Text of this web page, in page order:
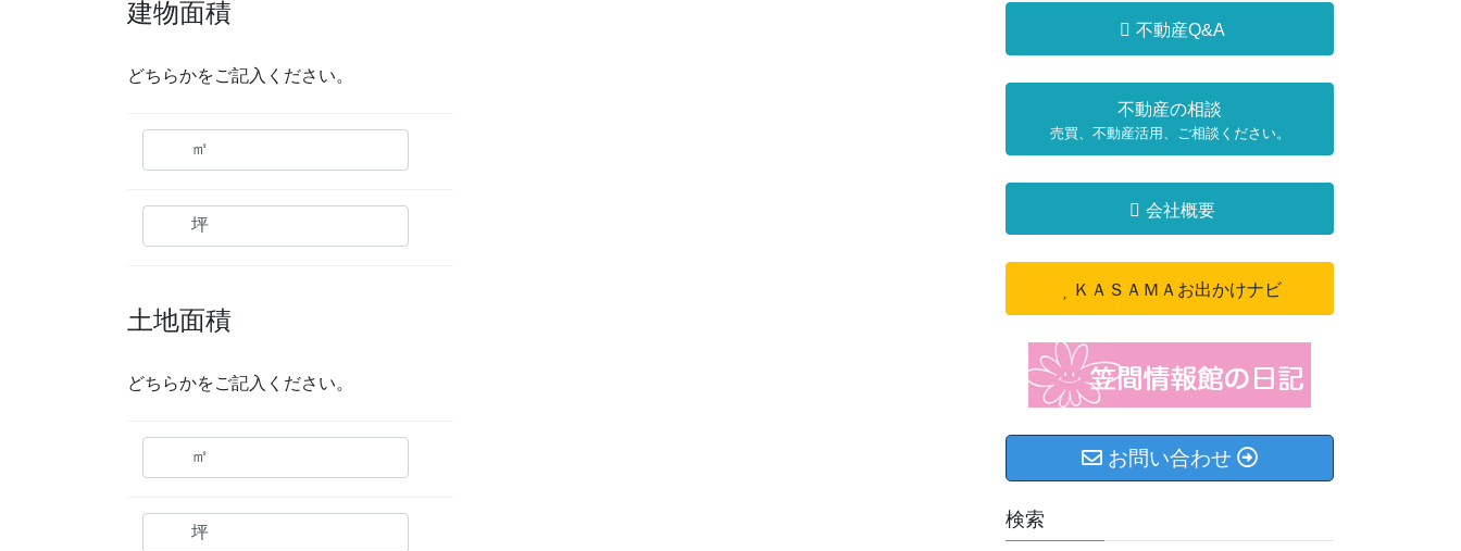
建物面積
どちらかをご記入ください。
土地面積
どちらかをご記入ください。
不動産Q&A
不動産の相談
売買、不動産活用、ご相談ください。
会社概要
ＫＡＳＡＭＡお出かけナビ
お問い合わせ
検索